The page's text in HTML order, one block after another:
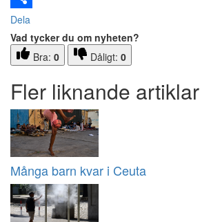
Dela
Vad tycker du om nyheten?
Bra: 0 Dåligt: 0
Fler liknande artiklar
Många barn kvar i Ceuta